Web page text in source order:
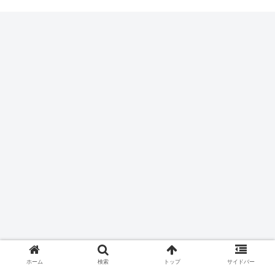
ホーム 検索 トップ サイドバー